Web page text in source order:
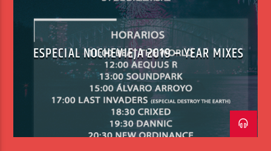
ESPECIAL NOCHEVIEJA 2019 – YEAR MIXES